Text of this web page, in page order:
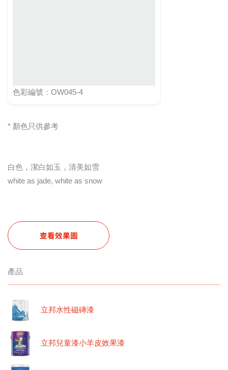
色彩編號：OW045-4
* 顏色只供參考
白色，潔白如玉，清美如雪
white as jade, white as snow
查看效果圖
產品
立邦水性磁磚漆
立邦兒童漆小羊皮效果漆